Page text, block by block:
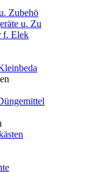
Zubehö
u. Zu
f. Elek